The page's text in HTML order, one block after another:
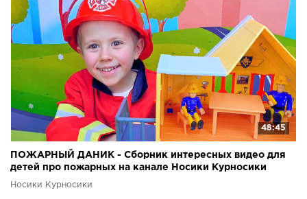
48:45
ПОЖАРНЫЙ ДАНИК - Сборник интересных видео для
детей про пожарных на канале Носики Курносики
Носики Курносики